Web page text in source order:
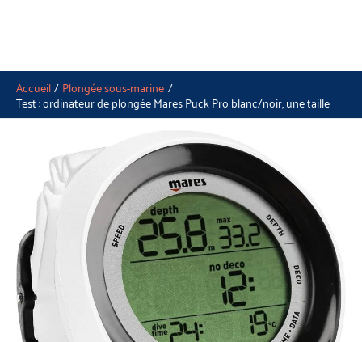
Accueil Plongée sous-marine
Test : ordinateur de plongée Mares Puck Pro blanc/noir, une taille